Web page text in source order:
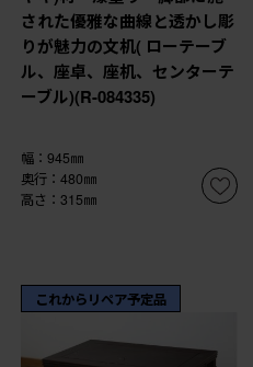
された優雅な曲線と透かし彫
りが魅力の文机( ローテーブ
ル、座卓、座机、センターテ
ーブル)(R-084335)
幅：945㎜
奥行：480㎜
高さ：315㎜
これからリペア予定品